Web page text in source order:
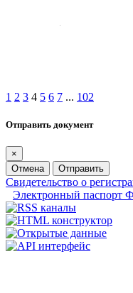
1 2 3 4 5 6 7 ... 102
Отправить документ
×
Отмена
Отправить
Свидетельство о
Электронный